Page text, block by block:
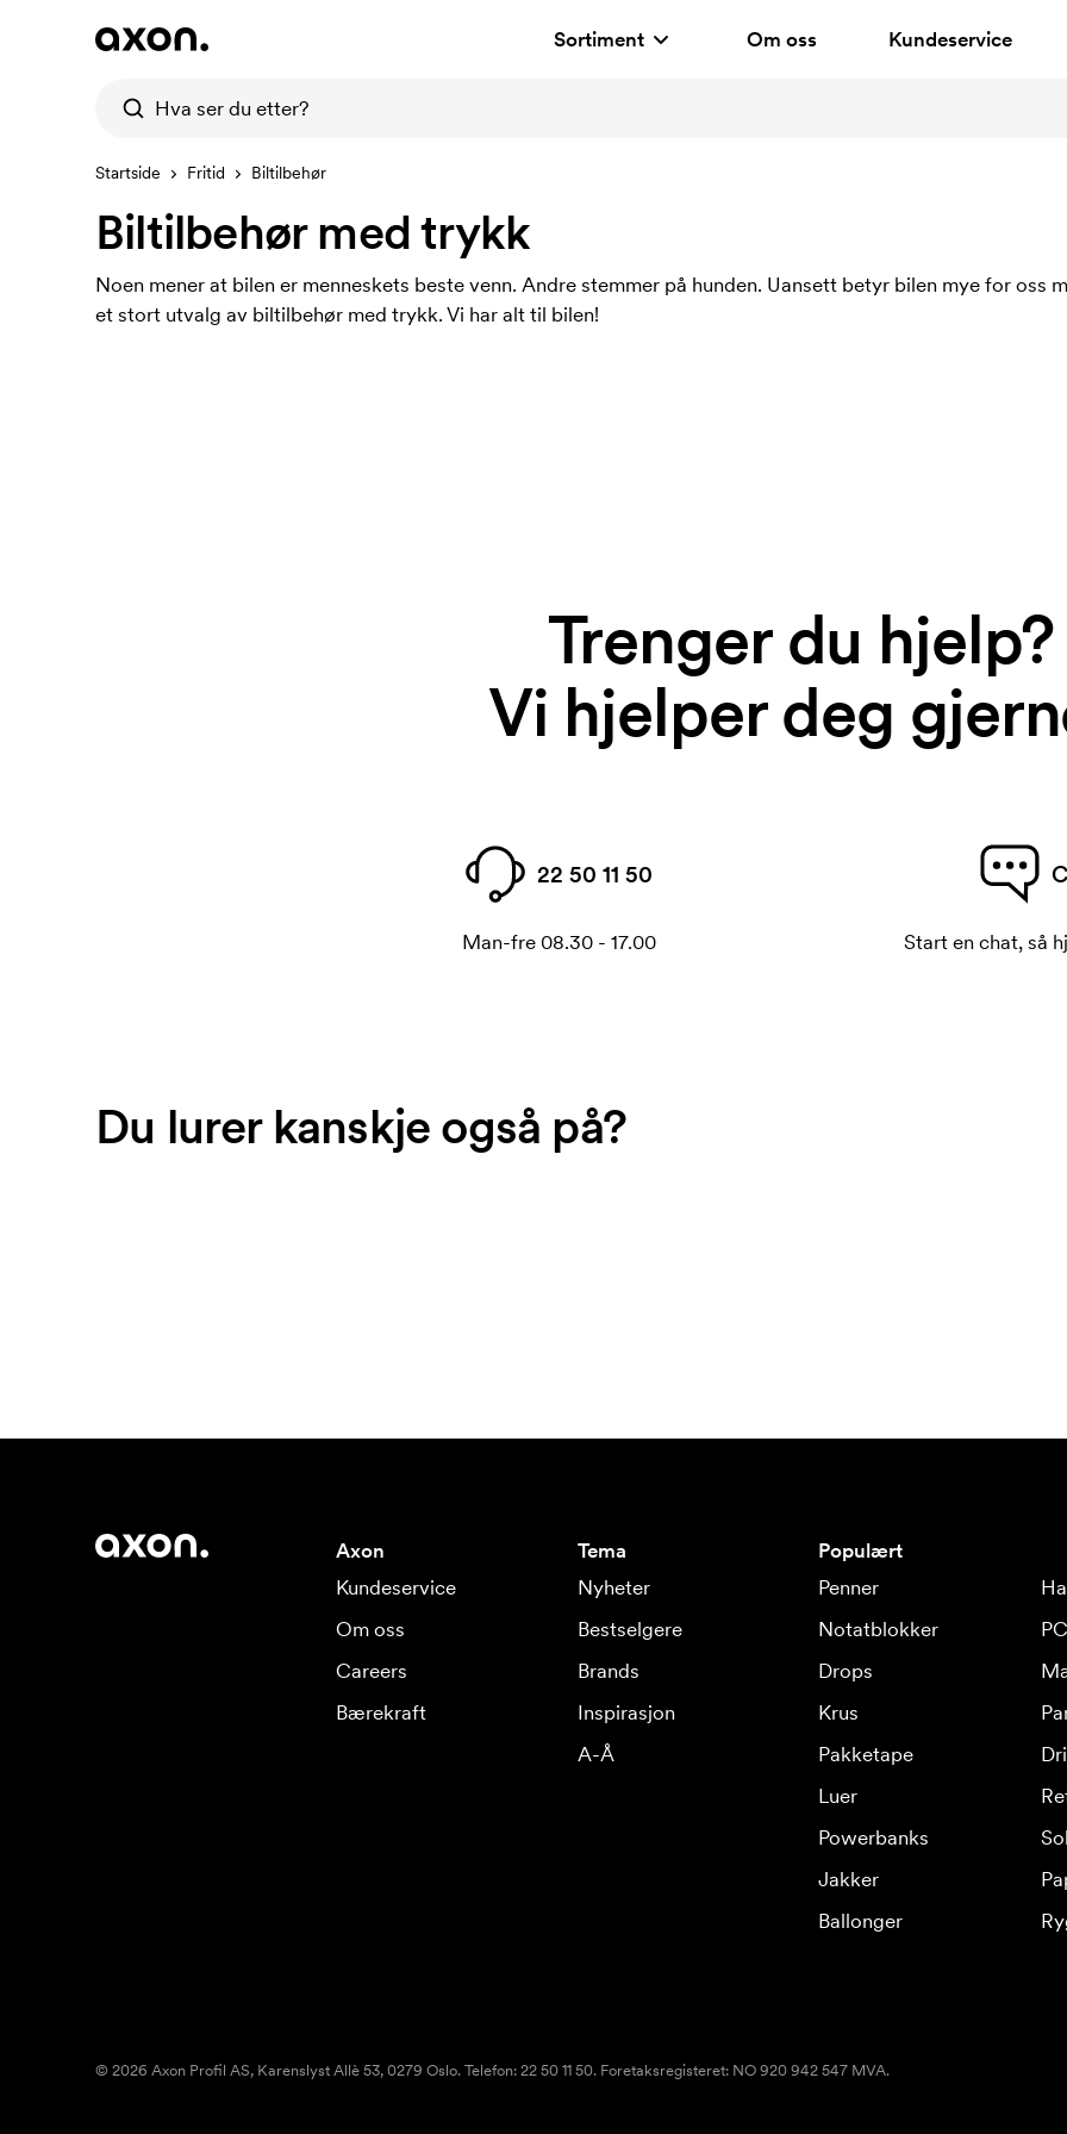
Sortiment Om oss Kundeservice
Startside Fritid Biltilbehør
Biltilbehør med trykk
Noen mener at bilen er menneskets beste venn. Andre stemmer på hunden. Uansett betyr bilen mye for oss
et stort utvalg av biltilbehør med trykk. Vi har alt til bilen!
Trenger du hjelp?
Vi hjelper deg
22 50 11 50
Man-fre 08.30 - 17.00 Start en chat, så
Du lurer kanskje også på?
Axon
Kundeservice
Om oss
Careers
Bærekraft
Tema
Nyheter
Bestselgere
Brands
Inspirasjon
A-Å
Populært
Penner
Notatblokker
Drops
Krus
Pakketape
Luer
Powerbanks
Jakker
Ballonger
© 2026 Axon Profil AS, Karenslyst Allè 53, 0279 Oslo. Telefon: 22 50 11 50. Foretaksregisteret: NO 920 942 547 MVA.